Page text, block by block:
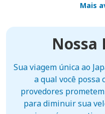
Mais
Nossa
Sua viagem única ao
a qual você possa
provedores
para diminuir sua